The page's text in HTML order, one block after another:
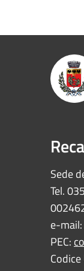
Sede
Tel.
e-mail:
PEC: